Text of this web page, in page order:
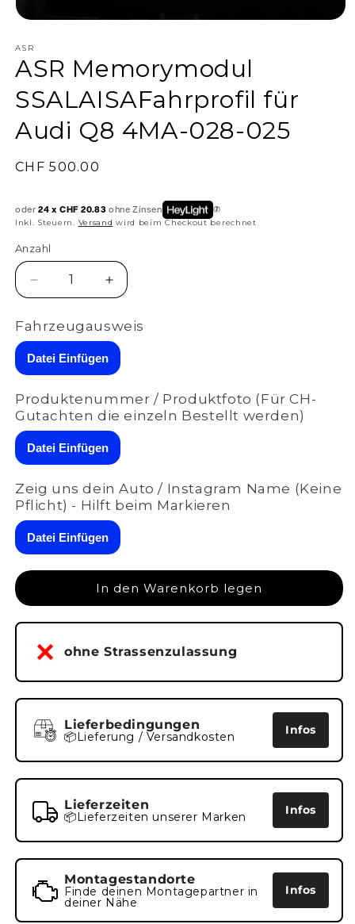
ASR
ASR Memorymodul
SSALAISAFahrprofil für
Audi Q8 4MA-028-025
Normaler
CHF 500.00
oder 24 x CHF 20.83 ohne Zinsen
Inkl. Steuern. Versand wird beim Checkout berechnet
Anzahl
Anzahl
Verringere
die
Menge
ASR
Memorymodul
für
Audi
4MA-
028-
025
Erhöhe
die
Menge
ASR
Memorymodul
für
Audi
Q8
4MA-
028-
025
Fahrzeugausweis
Datei Einfügen
Produktenummer / Produktfoto (Für CH-
Gutachten die einzeln Bestellt werden)
Datei Einfügen
Zeig uns dein Auto / Instagram Name (Keine
Pflicht) - Hilft beim Markieren
Datei Einfügen
In den Warenkorb legen
ohne Strassenzulassung
Lieferbedingungen
📦Lieferung / Versandkosten Infos
Lieferzeiten
📦Lieferzeiten unserer Marken Infos
Montagestandorte
Finde deinen Montagepartner in
deiner Nähe
Infos